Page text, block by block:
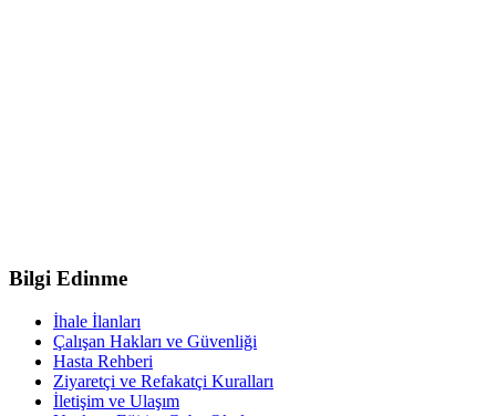
Bilgi Edinme
İhale İlanları
Çalışan Hakları ve Güvenliği
Hasta Rehberi
Ziyaretçi ve Refakatçi Kuralları
İletişim ve Ulaşım